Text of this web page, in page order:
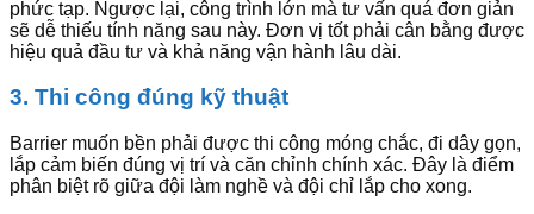
phức tạp. Ngược lại, công trình lớn mà tư vấn quá đơn giản
sẽ dễ thiếu tính năng sau này. Đơn vị tốt phải cân bằng được
hiệu quả đầu tư và khả năng vận hành lâu dài.
3. Thi công đúng kỹ thuật
Barrier muốn bền phải được thi công móng chắc, đi dây gọn,
lắp cảm biến đúng vị trí và căn chỉnh chính xác. Đây là điểm
phân biệt rõ giữa đội làm nghề và đội chỉ lắp cho xong.